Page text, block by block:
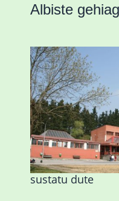
Albiste
Amorebietak eta
Urritxen
sustatu dute